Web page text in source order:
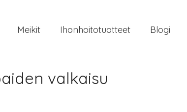
Meikit Ihonhoitotuotteet Blogi
valkaisu